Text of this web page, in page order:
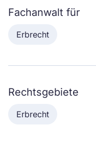
Fachanwalt für
Erbrecht
Rechtsgebiete
Erbrecht